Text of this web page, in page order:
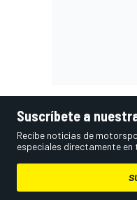
Suscríbete a
Recibe noticias de
especiales directamente